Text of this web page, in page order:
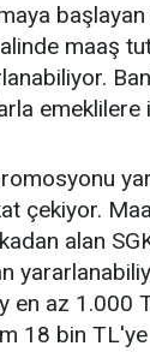
maaş
emeklilere
çekiyor.
alan
en az 1.000
18 bin